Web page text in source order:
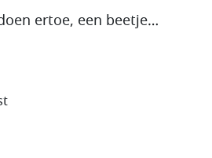
ertoe, een beetje…